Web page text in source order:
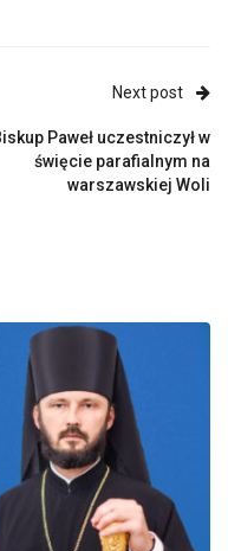
Next post
Paweł uczestniczył w
święcie parafialnym na
warszawskiej Woli